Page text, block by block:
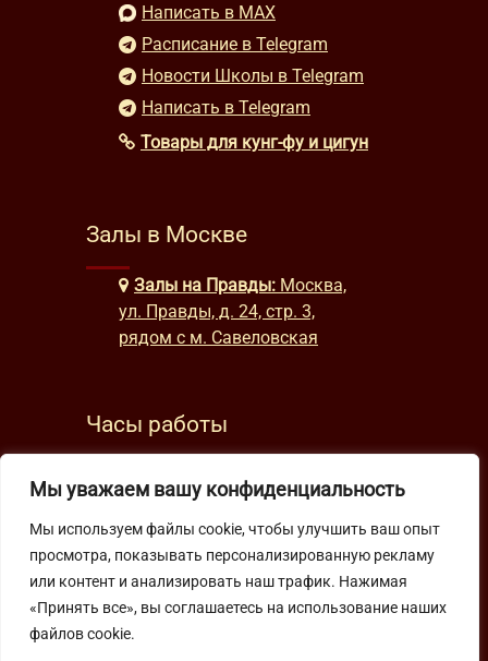
Мы уважаем вашу конфиденциальность
Мы используем файлы cookie, чтобы улучшить ваш опыт
просмотра, показывать персонализированную рекламу
или контент и анализировать наш трафик. Нажимая
«Принять все», вы соглашаетесь на использование наших
файлов cookie.
Написать в MAX
Расписание в Telegram
Новости Школы в Telegram
Написать в Telegram
Товары для кунг-фу и цигун
Залы в Москве
Залы на Правды: Москва,
ул. Правды, д. 24, стр. 3,
рядом с м. Савеловская
Часы работы
выходные: с 10:00 до 19:30
Подпишитесь на нашу рассылку